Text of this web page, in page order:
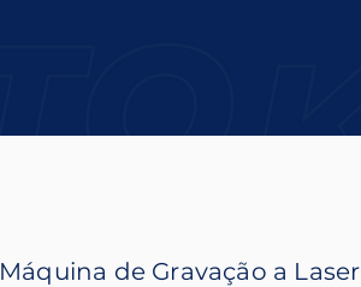
Máquina de Gravação a Laser